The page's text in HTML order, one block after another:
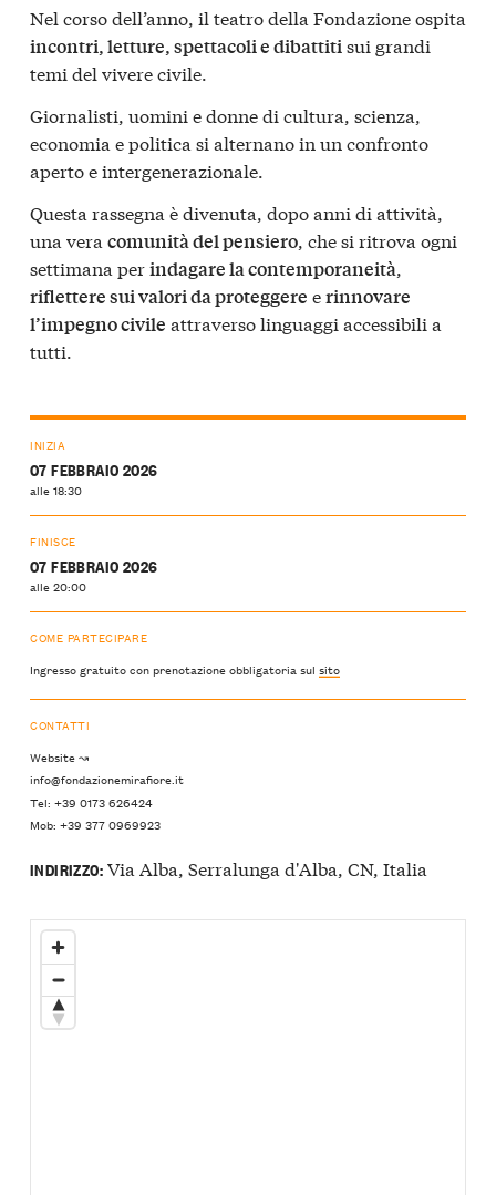
Nel corso dell’anno, il teatro della Fondazione ospita
incontri, letture, spettacoli e dibattitisui grandi
temi del vivere civile.
Giornalisti, uomini e donne di cultura, scienza,
economia e politica si alternano in un confronto
aperto e intergenerazionale.
Questa rassegna è divenuta, dopo anni di attività,
una vera comunità del pensiero , che si ritrova ogni
settimana perindagare la contemporaneità
riflettere sui valori da proteggere erinnovare
l’impegno civile attraverso linguaggi accessibili a
tutti.
INIZIA
07 FEBBRAIO 2026
alle 18:30
FINISCE
07 FEBBRAIO 2026
alle 20:00
COME PARTECIPARE
Ingresso gratuito con prenotazione obbligatoria sul sito
CONTATTI
Website ↝
info@fondazionemirafiore.it
Tel: +39 0173 626424
Mob: +39 377 0969923
INDIRIZZO:Via Alba, Serralunga d'Alba, CN, Italia